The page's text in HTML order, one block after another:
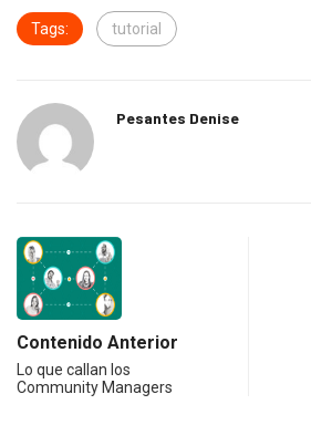
Tags: tutorial
Pesantes Denise
Contenido Anterior
Lo que callan los
Community Managers